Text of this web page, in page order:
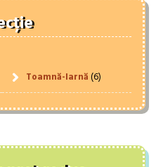
Toamnă-Iarnă(6)